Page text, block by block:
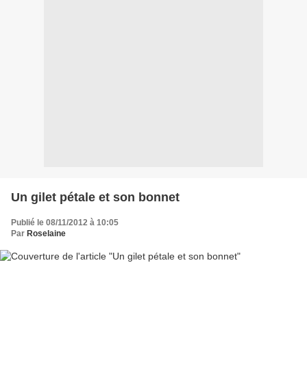
Un gilet pétale et son bonnet
Publié le 08/11/2012 à 10:05
Par Roselaine